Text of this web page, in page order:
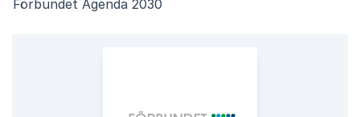
Förbundet Agenda 2030